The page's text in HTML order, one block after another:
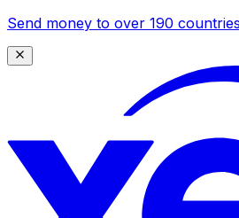
Send money to over 190